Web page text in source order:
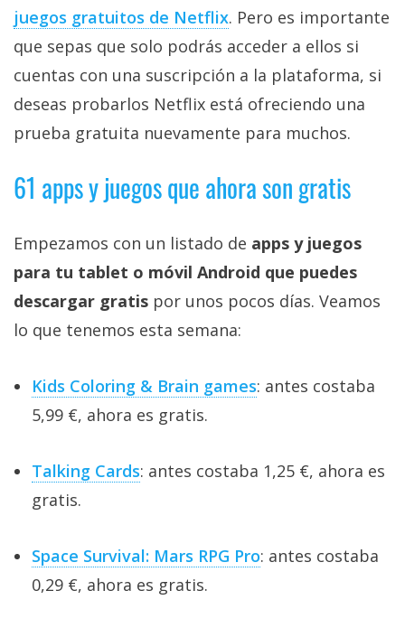
juegos gratuitos de Netflix‎. Pero es importante
que sepas que solo podrás acceder a ellos si
cuentas con una suscripción a la plataforma, si
deseas probarlos Netflix está ofreciendo una
prueba gratuita nuevamente para muchos.
61 apps y juegos que ahora son gratis
Empezamos con un listado de apps y juegos
para tu tablet o móvil Android que puedes
descargar gratis por unos pocos días. Veamos
lo que tenemos esta semana:
Kids Coloring & Brain games: antes costaba
5,99 €, ahora es gratis.
Talking Cards: antes costaba 1,25 €, ahora es
gratis.
Space Survival: Mars RPG Pro: antes costaba
0,29 €, ahora es gratis.